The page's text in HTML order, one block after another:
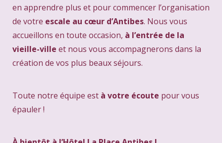
en apprendre plus et pour commencer l’organisation
de votre escale au cœur d’Antibes. Nous vous
accueillons en toute occasion, à l’entrée de la
vieille-ville et nous vous accompagnerons dans la
création de vos plus beaux séjours.
Toute notre équipe est à votre écoute pour vous
épauler !